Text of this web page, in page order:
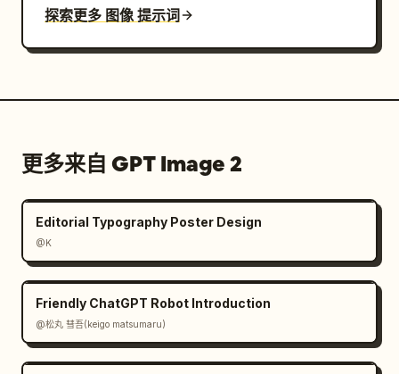
探索更多 图像 提示词
更多来自 GPT Image 2
Editorial Typography Poster Design
@K
Friendly ChatGPT Robot Introduction
@松丸 彗吾(keigo matsumaru)